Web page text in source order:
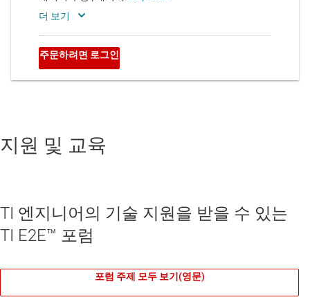
지원 및 교육
TI 엔지니어의 기술 지원을 받을 수 있는
TI E2E™ 포럼
포럼 주제 모두 보기(영문)